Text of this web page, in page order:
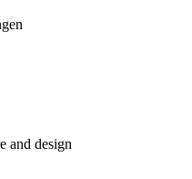
and design